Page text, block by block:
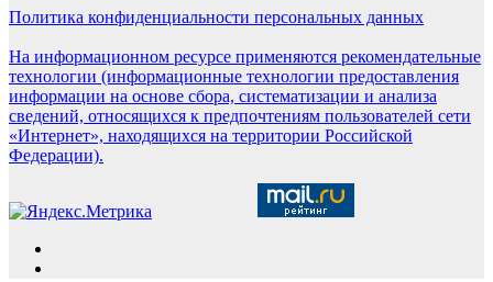
Политика конфиденциальности персональных данных
На информационном ресурсе применяются рекомендательные
технологии (информационные технологии предоставления
информации на основе сбора, систематизации и анализа
сведений, относящихся к предпочтениям пользователей сети
«Интернет», находящихся на территории Российской
Федерации).